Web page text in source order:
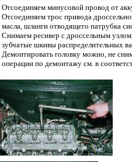
Отсоединяем минусовой провод от
Отсоединяем трос привода
масла, шланги отводящего патрубка
Снимаем ресивер с дроссельным
зубчатые шкивы распределительных
Демонтировать головку можно, не
операции по демонтажу см. в